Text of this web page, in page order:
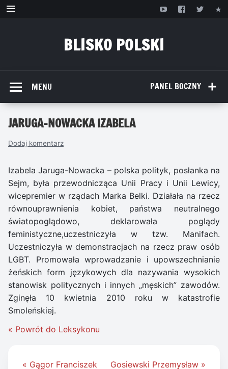
Przejdź
BLISKO POLSKI
PANEL BOCZNY
MENU
JARUGA-NOWACKA IZABELA
Dodaj komentarz
Izabela Jaruga-Nowacka – polska polityk, posłanka na
Sejm, była przewodnicząca Unii Pracy i Unii Lewicy,
wicepremier w rządach Marka Belki. Działała na rzecz
równouprawnienia kobiet, państwa neutralnego
światopoglądowo, deklarowała poglądy
feministyczne,uczestniczyła w tzw. Manifach.
Uczestniczyła w demonstracjach na rzecz praw osób
LGBT. Promowała wprowadzanie i upowszechnianie
żeńskich form językowych dla nazywania wysokich
stanowisk politycznych i innych „męskich” zawodów.
Zginęła 10 kwietnia 2010 roku w katastrofie
Smoleńskiej.
« Powrót do Leksykonu
Nawigacja
« Gągor Franciszek Gosiewski Przemysław »